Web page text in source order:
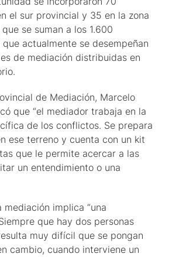
el sur provincial y 35 en la zona
se suman a los 1.600
actualmente se desempeñan
de mediación distribuidas en
de Mediación, Marcelo
que “el mediador trabaja en la
de los conflictos. Se prepara
ese terreno y cuenta con un kit
que le permite acercar a las
un entendimiento o una
mediación implica “una
que hay dos personas
muy difícil que se pongan
cambio, cuando interviene un